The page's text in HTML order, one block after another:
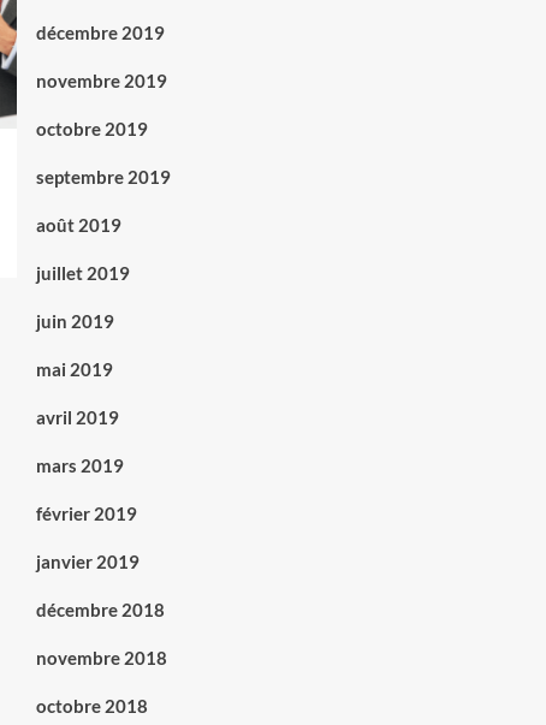
décembre 2019
novembre 2019
octobre 2019
septembre 2019
août 2019
juillet 2019
juin 2019
mai 2019
avril 2019
mars 2019
février 2019
janvier 2019
décembre 2018
novembre 2018
octobre 2018